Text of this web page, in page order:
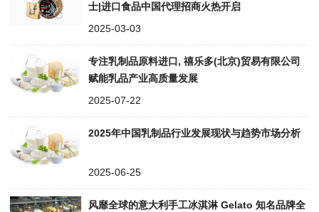
士|进口食品中国代理招商火热开启
2025-03-03
专注乳制品原料进口, 禧乐多(北京)贸易有限公司
赋能乳品产业高质量发展
2025-07-22
2025年中国乳制品行业发展现状与趋势市场分析
2025-06-25
风靡全球的意大利手工冰淇淋 Gelato 知名品牌全